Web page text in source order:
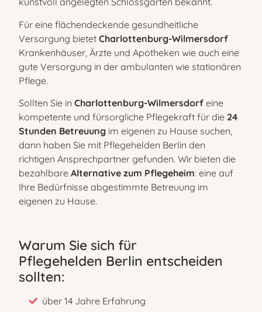
Für eine flächendeckende gesundheitliche
Versorgung bietetCharlottenburg-Wilmersdorf
Krankenhäuser, Ärzte und Apotheken wie auch eine
gute Versorgung in der ambulanten wie stationären
Pflege.
Sollten Sie inCharlottenburg-Wilmersdorf eine
kompetente und fürsorgliche Pflegekraft für die 24
Stunden Betreuung im eigenen zu Hause suchen,
dann haben Sie mit Pflegehelden Berlin den
richtigen Ansprechpartner gefunden. Wir bieten die
bezahlbareAlternative zum Pflegeheim: eine auf
Ihre Bedürfnisse abgestimmte Betreuung im
eigenen zu Hause.
Warum Sie sich für
Pflegehelden Berlin entscheiden
sollten:
über 14 Jahre Erfahrung